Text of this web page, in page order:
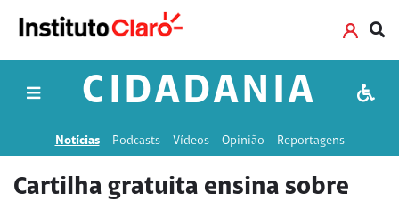
CIDADANIA
Notícias Podcasts Vídeos Opinião Reportagens
Cartilha gratuita ensina sobre